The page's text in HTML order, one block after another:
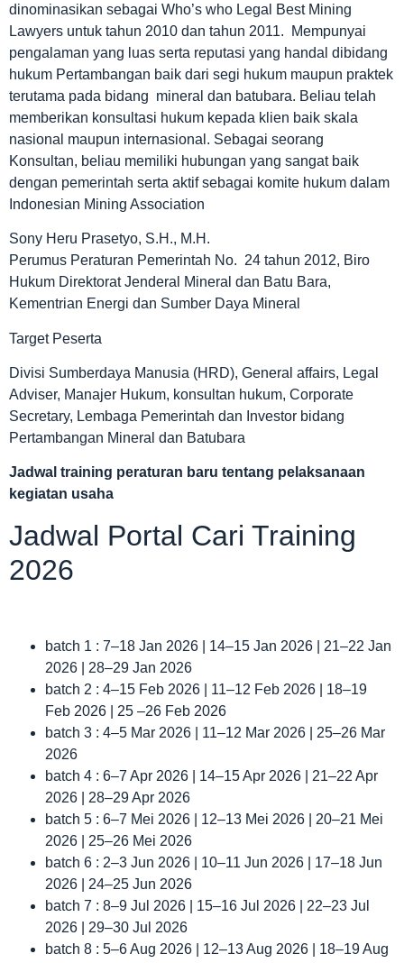
dinominasikan sebagai Who’s who Legal Best Mining
Lawyers untuk tahun 2010 dan tahun 2011. Mempunyai
pengalaman yang luas serta reputasi yang handal dibidang
hukum Pertambangan baik dari segi hukum maupun praktek
terutama pada bidang mineral dan batubara. Beliau telah
memberikan konsultasi hukum kepada klien baik skala
nasional maupun internasional. Sebagai seorang
Konsultan, beliau memiliki hubungan yang sangat baik
dengan pemerintah serta aktif sebagai komite hukum dalam
Indonesian Mining Association
Sony Heru Prasetyo, S.H., M.H.
Perumus Peraturan Pemerintah No. 24 tahun 2012, Biro
Hukum Direktorat Jenderal Mineral dan Batu Bara,
Kementrian Energi dan Sumber Daya Mineral
Target Peserta
Divisi Sumberdaya Manusia (HRD), General affairs, Legal
Adviser, Manajer Hukum, konsultan hukum, Corporate
Secretary, Lembaga Pemerintah dan Investor bidang
Pertambangan Mineral dan Batubara
Jadwal training peraturan baru tentang pelaksanaan
kegiatan usaha
Jadwal Portal Cari Training
2026
batch 1 : 7–18 Jan 2026 | 14–15 Jan 2026 | 21–22 Jan
2026 | 28–29 Jan 2026
batch 2 : 4–15 Feb 2026 | 11–12 Feb 2026 | 18–19
Feb 2026 | 25 –26 Feb 2026
batch 3 : 4–5 Mar 2026 | 11–12 Mar 2026 | 25–26 Mar
2026
batch 4 : 6–7 Apr 2026 | 14–15 Apr 2026 | 21–22 Apr
2026 | 28–29 Apr 2026
batch 5 : 6–7 Mei 2026 | 12–13 Mei 2026 | 20–21 Mei
2026 | 25–26 Mei 2026
batch 6 : 2–3 Jun 2026 | 10–11 Jun 2026 | 17–18 Jun
2026 | 24–25 Jun 2026
batch 7 : 8–9 Jul 2026 | 15–16 Jul 2026 | 22–23 Jul
2026 | 29–30 Jul 2026
batch 8 : 5–6 Aug 2026 | 12–13 Aug 2026 | 18–19 Aug